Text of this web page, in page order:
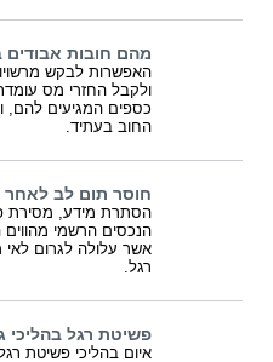
מהם חובות
האפשרות לבקש
ולקבל החזרי מס
כספים המגיעים להם,
החוב בעתיד.
חוסר תום לב לאחר
הסתרת מידע, מסירת
הנכסים הרשמי
אשר עלולה לגרום
רגל.
פשיטת רגל בהליכי
איום בהליכי פשיטת